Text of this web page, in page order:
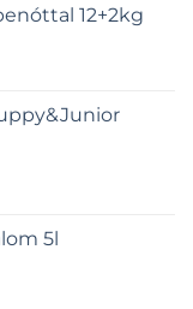
12+2kg
5l